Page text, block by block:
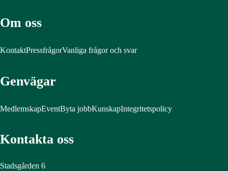
Om oss
KontaktPressfrågorVanliga frågor och svar
Genvägar
MedlemskapEventByta jobbKunskapIntegritetspolicy
Kontakta oss
Stadsgården 6